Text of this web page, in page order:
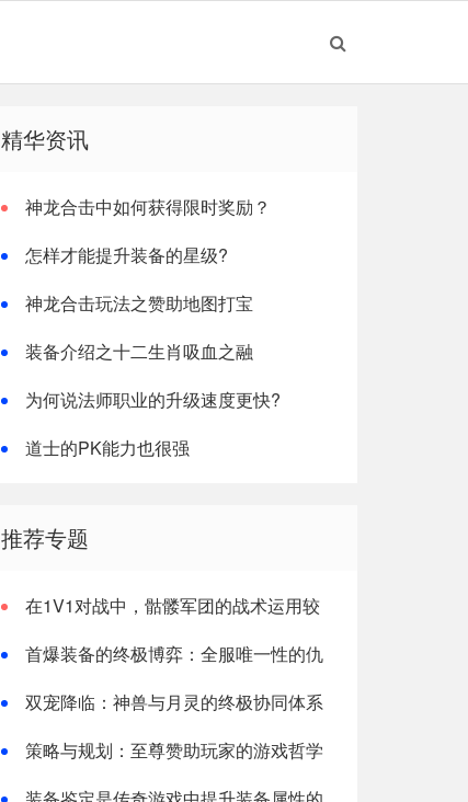
精华资讯
神龙合击中如何获得限时奖励？
怎样才能提升装备的星级?
神龙合击玩法之赞助地图打宝
装备介绍之十二生肖吸血之融
为何说法师职业的升级速度更快?
道士的PK能力也很强
推荐专题
在1V1对战中，骷髅军团的战术运用较
首爆装备的终极博弈：全服唯一性的仇
双宠降临：神兽与月灵的终极协同体系
策略与规划：至尊赞助玩家的游戏哲学